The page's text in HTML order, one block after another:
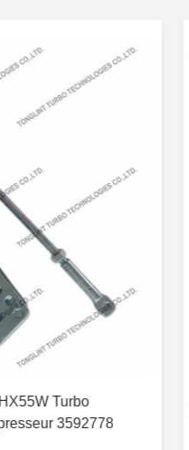
Turbo
3592778